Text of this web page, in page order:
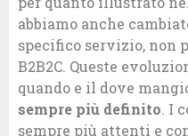
abbiamo anche
specifico servizio, non
B2B2C. Queste
quando e il dove
sempre più definito. I
sempre più attenti e